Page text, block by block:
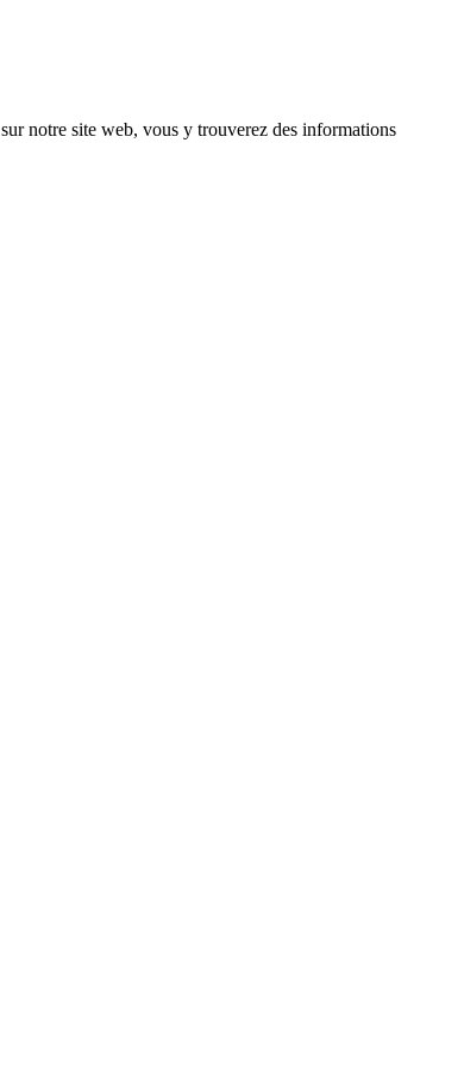
sur notre site web, vous y trouverez des informations